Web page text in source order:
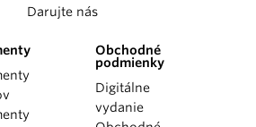
Darujte nás
Obchodné
podmienky
Digitálne
vydanie